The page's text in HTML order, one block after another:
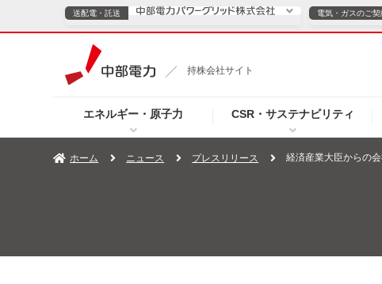
持株会社サイト
エネルギー・原子力 CSR・サステナビリティ
送配電・託送
TOPページへ ご案内
電気・ガスのご契
電気・ガスのご契約
TOPページへ 個人のお客
ホーム ニュース プレスリリース 経済産業大臣からの